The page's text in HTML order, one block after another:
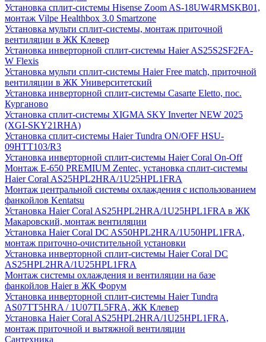
Установка сплит-системы Hisense Zoom AS-18UW4RMSKB01,
монтаж Vilpe Healthbox 3.0 Smartzone
Установка мульти сплит-системы, монтаж приточной
вентиляции в ЖК Клевер
Установка инверторной сплит-системы Haier AS25S2SF2FA-
W Flexis
Установка мульти сплит-системы Haier Free match, приточной
вентиляции в ЖК Университетский
Установка инверторной сплит-системы Casarte Eletto, пос.
Курганово
Установка сплит-системы XIGMA SKY Inverter NEW 2025
(XGI-SKY21RHA)
Установка сплит-системы Haier Tundra ON/OFF HSU-
09HTT103/R3
Установка инверторной сплит-системы Haier Coral On-Off
Монтаж E-650 PREMIUM Zentec, установка сплит-системы
Haier Coral AS25HPL2HRA/1U25HPL1FRA
Монтаж центральной системы охлаждения с использованием
фанкойлов Kentatsu
Установка Haier Coral AS25HPL2HRA/1U25HPL1FRA в ЖК
Макаровский, монтаж вентиляции
Установка Haier Coral DC AS50HPL2HRA/1U50HPL1FRA,
монтаж приточно-очистительной установки
Установка инверторной сплит-системы Haier Coral DC
AS25HPL2HRA/1U25HPL1FRA
Монтаж системы охлаждения и вентиляции на базе
фанкойлов Haier в ЖК Форум
Установка инверторной сплит-системы Haier Tundra
AS07TT5HRA / 1U07TL5FRA, ЖК Клевер
Установка Haier Coral AS25HPL2HRA/1U25HPL1FRA,
монтаж приточной и вытяжной вентиляции
Сантехника